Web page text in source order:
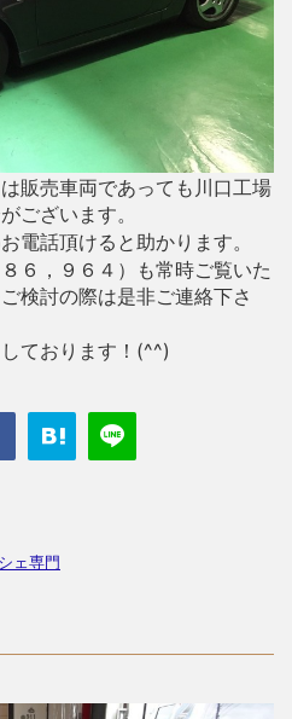
販売車両であっても川口工場
ございます。
電話頂けると助かります。
６，９６４）も常時ご覧いた
検討の際は是非ご連絡下さ
ております！(^^)
ェ専門